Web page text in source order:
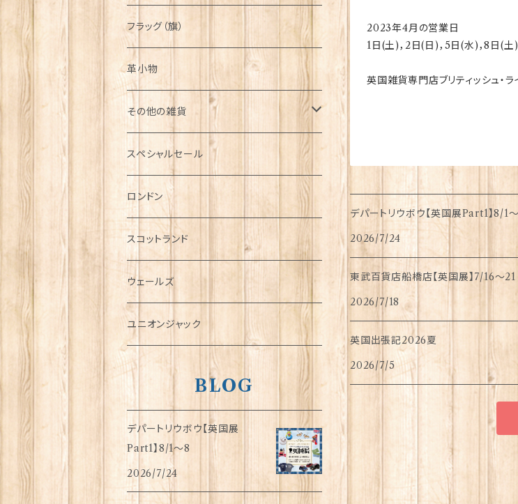
2023年4月の営業日
1日(土)，2日(日)，5日(水)，8日(
英国雑貨専門店ブリティッシュ・ラ
デパートリウボウ【英国展Part1】8/1
2026/7/24
東武百貨店船橋店【英国展】7/16～21
2026/7/18
英国出張記2026夏
2026/7/5
フラッグ（旗）
革小物
その他の雑貨
ミニカー
チャーム
犬グッズ
傘
指貫(シンブル)
スペシャルセール
ロンドン
スコットランド
ウェールズ
ユニオンジャック
BLOG
デパートリウボウ【英国展
Part1】8/1〜8
2026/7/24